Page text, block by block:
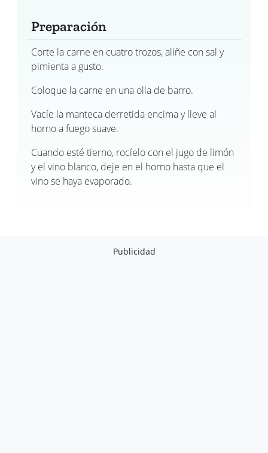
Preparación
Corte la carne en cuatro trozos, aliñe con sal y
pimienta a gusto.
Coloque la carne en una olla de barro.
Vacíe la manteca derretida encima y lleve al
horno a fuego suave.
Cuando esté tierno, rocíelo con el jugo de limón
y el vino blanco, deje en el horno hasta que el
vino se haya evaporado.
Publicidad